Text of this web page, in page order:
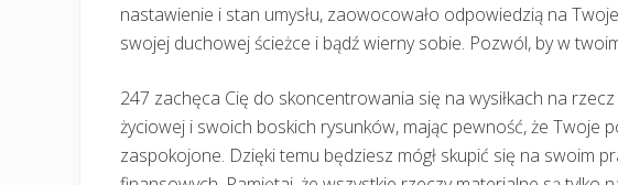
nastawienie i stan umysłu, zaowocowało odpowiedzią na
swojej duchowej ścieżce i bądź wierny sobie. Pozwól, by w
247 zachęca Cię do skoncentrowania się na wysiłkach na
życiowej i swoich boskich rysunków, mając pewność, że Twoje
zaspokojone. Dzięki temu będziesz mógł skupić się na swoim